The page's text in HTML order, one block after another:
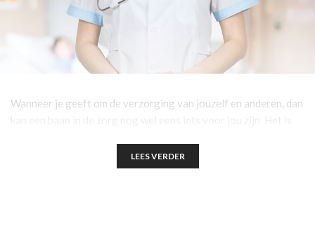
Wanneer je geeft om de verzorging van jouzelf en anderen, dan
vakgebied geschikt is voor jou. Gelukkig hebben wij een aantal
handige tips zodat je meer komt te weten of werken in de zorg
LEES VERDER